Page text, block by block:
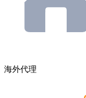
海外代理